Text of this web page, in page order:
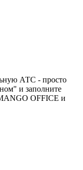
АТС - просто
и заполните
OFFICE и